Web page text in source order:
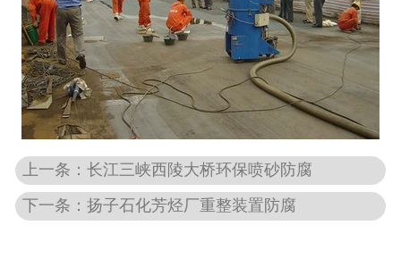
上一条：长江三峡西陵大桥环保喷砂防腐
下一条：扬子石化芳烃厂重整装置防腐